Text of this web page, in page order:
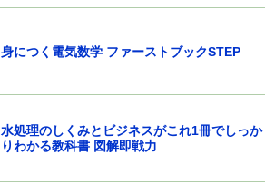
身につく電気数学 ファーストブックSTEP
水処理のしくみとビジネスがこれ1冊でしっか
りわかる教科書 図解即戦力